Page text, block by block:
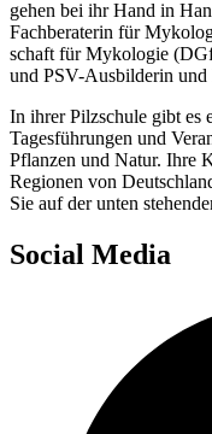
gehen bei ihr Hand in
Fach­be­ra­te­rin für
schaft für Myko­lo­gie
und PSV-Aus­bil­de­rin
In ihrer Pilz­schu­le gibt es
Tages­füh­run­gen und
Pflan­zen und Natur. Ihre
Regio­nen von
Sie auf der unten
Social Media